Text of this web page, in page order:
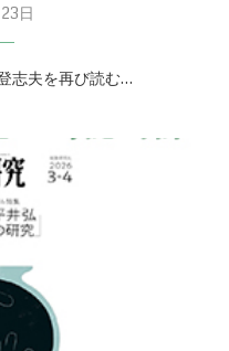
日
夫を再び読む…